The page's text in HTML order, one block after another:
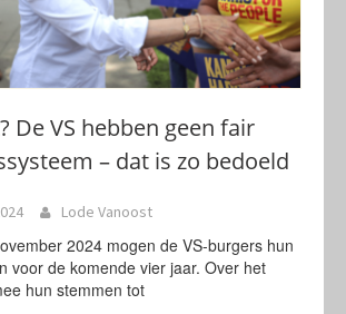
De VS hebben geen fair
– dat is zo bedoeld
Lode Vanoost
2024 mogen de VS-burgers hun
voor de komende vier jaar. Over het
hun stemmen tot